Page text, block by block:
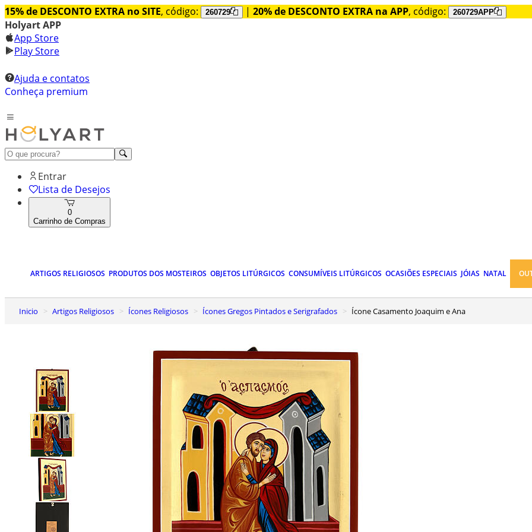
15% de DESCONTO EXTRA no SITE, código: 260729 | 20% de DESCONTO EXTRA na APP, código: 260729APP
Holyart APP
App Store
Play Store
Ajuda e contatos
Conheça premium
Entrar
Lista de Desejos
0
Carrinho de Compras
ARTIGOS RELIGIOSOS PRODUTOS DOS MOSTEIROS OBJETOS LITÚRGICOS CONSUMÍVEIS LITÚRGICOS OCASIÕES ESPECIAIS JÓIAS NATAL
Inicio Artigos Religiosos Ícones Religiosos Ícones Gregos Pintados e Serigrafados Ícone Casamento Joaquim e Ana